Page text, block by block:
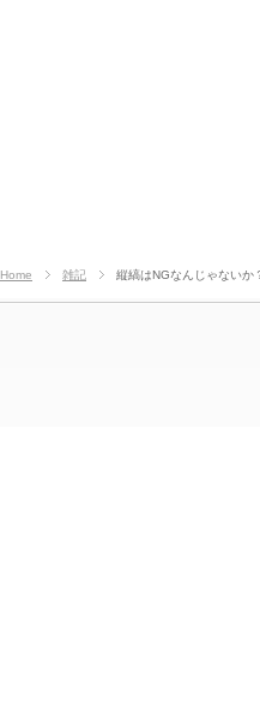
Home 雑記 縦縞はNGなんじゃないか